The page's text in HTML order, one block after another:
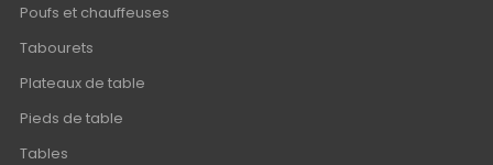
Poufs et chauffeuses
Tabourets
Plateaux de table
Pieds de table
Tables